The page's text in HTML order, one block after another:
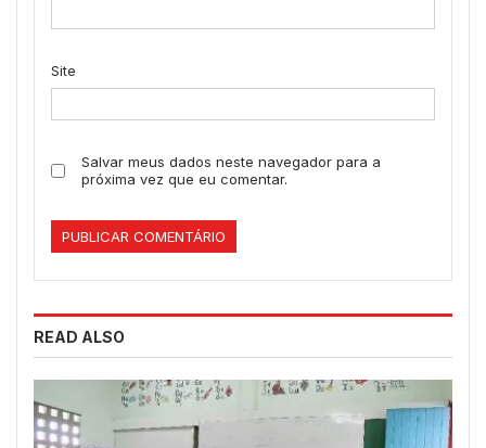
Site
Salvar meus dados neste navegador para a
próxima vez que eu comentar.
READ ALSO